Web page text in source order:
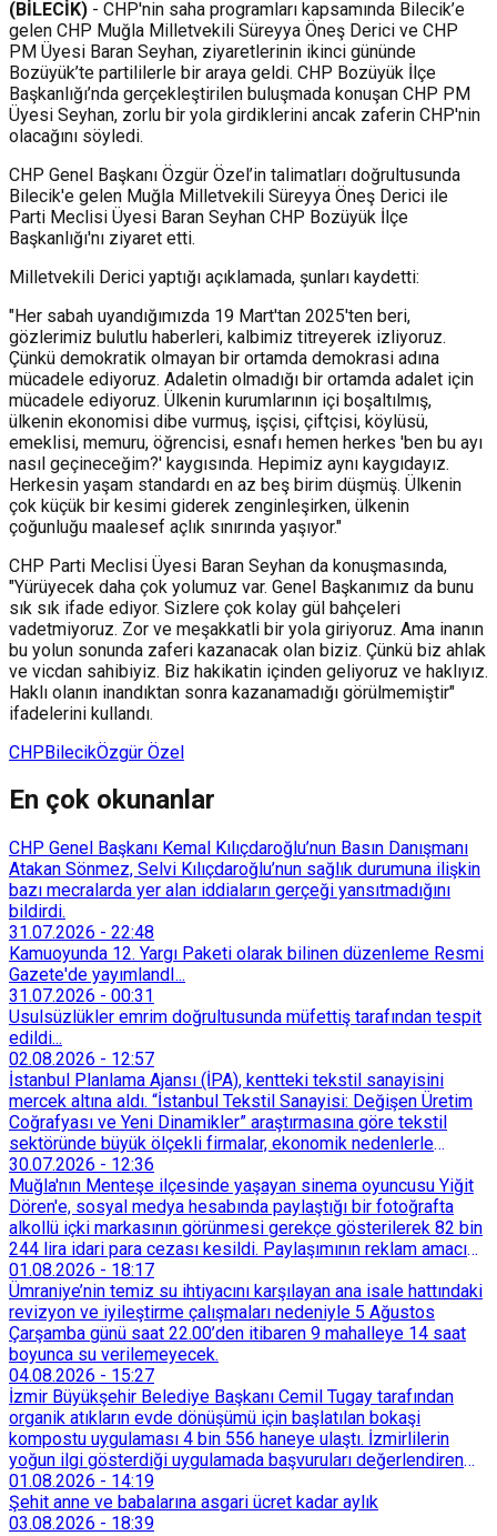
(BİLECİK) - CHP'nin saha programları kapsamında Bilecik’e
gelen CHP Muğla Milletvekili Süreyya Öneş Derici ve CHP
PM Üyesi Baran Seyhan, ziyaretlerinin ikinci gününde
Bozüyük’te partililerle bir araya geldi. CHP Bozüyük İlçe
Başkanlığı’nda gerçekleştirilen buluşmada konuşan CHP PM
Üyesi Seyhan, zorlu bir yola girdiklerini ancak zaferin CHP'nin
olacağını söyledi.
CHP Genel Başkanı Özgür Özel’in talimatları doğrultusunda
Bilecik'e gelen Muğla Milletvekili Süreyya Öneş Derici ile
Parti Meclisi Üyesi Baran Seyhan CHP Bozüyük İlçe
Başkanlığı'nı ziyaret etti.
Milletvekili Derici yaptığı açıklamada, şunları kaydetti:
"Her sabah uyandığımızda 19 Mart'tan 2025'ten beri,
gözlerimiz bulutlu haberleri, kalbimiz titreyerek izliyoruz.
Çünkü demokratik olmayan bir ortamda demokrasi adına
mücadele ediyoruz. Adaletin olmadığı bir ortamda adalet için
mücadele ediyoruz. Ülkenin kurumlarının içi boşaltılmış,
ülkenin ekonomisi dibe vurmuş, işçisi, çiftçisi, köylüsü,
emeklisi, memuru, öğrencisi, esnafı hemen herkes 'ben bu ayı
nasıl geçineceğim?' kaygısında. Hepimiz aynı kaygıdayız.
Herkesin yaşam standardı en az beş birim düşmüş. Ülkenin
çok küçük bir kesimi giderek zenginleşirken, ülkenin
çoğunluğu maalesef açlık sınırında yaşıyor."
CHP Parti Meclisi Üyesi Baran Seyhan da konuşmasında,
"Yürüyecek daha çok yolumuz var. Genel Başkanımız da bunu
sık sık ifade ediyor. Sizlere çok kolay gül bahçeleri
vadetmiyoruz. Zor ve meşakkatli bir yola giriyoruz. Ama inanın
bu yolun sonunda zaferi kazanacak olan biziz. Çünkü biz ahlak
ve vicdan sahibiyiz. Biz hakikatin içinden geliyoruz ve haklıyız.
Haklı olanın inandıktan sonra kazanamadığı görülmemiştir"
ifadelerini kullandı.
CHPBilecikÖzgür Özel
En çok okunanlar
CHP Genel Başkanı Kemal Kılıçdaroğlu’nun Basın Danışmanı
Atakan Sönmez, Selvi Kılıçdaroğlu’nun sağlık durumuna ilişkin
bazı mecralarda yer alan iddiaların gerçeği yansıtmadığını
bildirdi.
31.07.2026 - 22:48
Kamuoyunda 12. Yargı Paketi olarak bilinen düzenleme Resmi
Gazete'de yayımlandI...
31.07.2026 - 00:31
Usulsüzlükler emrim doğrultusunda müfettiş tarafından tespit
edildi...
02.08.2026 - 12:57
İstanbul Planlama Ajansı (İPA), kentteki tekstil sanayisini
mercek altına aldı. “İstanbul Tekstil Sanayisi: Değişen Üretim
Coğrafyası ve Yeni Dinamikler” araştırmasına göre tekstil
sektöründe büyük ölçekli firmalar, ekonomik nedenlerle
İstanbul’dan devlet destekli teşvik bölgelerine veya
Trakya’daki OSB’lere taşınmaya başladı. İstanbul içindeki
küçük ölçekli üretim merkezleri de Tarihi Yarımada’dan
Sultançiftliği, Esenyurt, Arnavutköy ve Güneşli gibi çevre
ilçelere yöneldi.
30.07.2026 - 12:36
Muğla'nın Menteşe ilçesinde yaşayan sinema oyuncusu Yiğit
Dören'e, sosyal medya hesabında paylaştığı bir fotoğrafta
alkollü içki markasının görünmesi gerekçe gösterilerek 82 bin
244 lira idari para cezası kesildi. Paylaşımının reklam amacı
taşımadığını savunan Dören, cezanın iptali için yargıya
başvurdu.
01.08.2026 - 18:17
Ümraniye’nin temiz su ihtiyacını karşılayan ana isale hattındaki
revizyon ve iyileştirme çalışmaları nedeniyle 5 Ağustos
Çarşamba günü saat 22.00’den itibaren 9 mahalleye 14 saat
boyunca su verilemeyecek.
04.08.2026 - 15:27
İzmir Büyükşehir Belediye Başkanı Cemil Tugay tarafından
organik atıkların evde dönüşümü için başlatılan bokaşi
kompostu uygulaması 4 bin 556 haneye ulaştı. İzmirlilerin
yoğun ilgi gösterdiği uygulamada başvuruları değerlendiren
Tarımsal Hizmetler Dairesi Başkanlığı, farklı ilçelerde toplam
128 bokaşi kompost eğitimi düzenleyerek İzmirlileri
sürdürülebilir atık yönetimi sistemine dahil etti.
01.08.2026 - 14:19
Şehit anne ve babalarına asgari ücret kadar aylık
03.08.2026 - 18:39